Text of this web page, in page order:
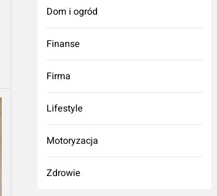
Dom i ogród
Finanse
Firma
Lifestyle
Motoryzacja
Zdrowie